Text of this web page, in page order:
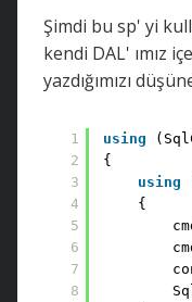
Şimdi bu sp' yi
kendi DAL' ımız
yazdığımızı
1
2
3
4
5
6
7
8
using
{
using
{